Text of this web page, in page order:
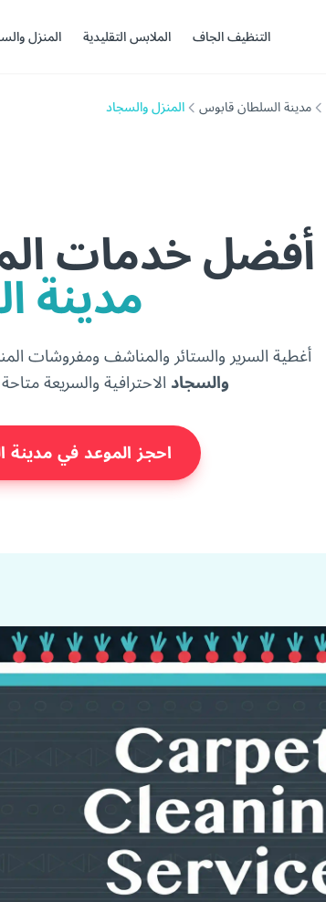
التنظيف الجاف الملابس التقليدية المنزل
مدينة السلطان قابوس المنزل والسجاد
أفضل خدماتمدينة
أغطية السرير والستائر والمناشف ومفروشات
والسجادالاحترافية والسريعة
احجز الموعد في